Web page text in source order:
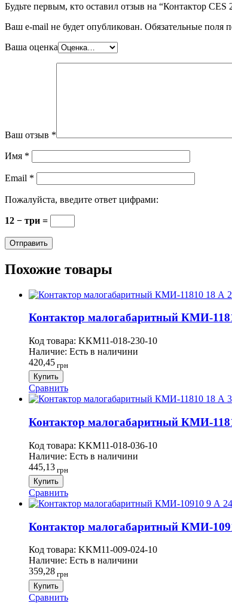
Будьте первым, кто оставил отзыв на “Контактор
Ваш e-mail не будет опубликован. Обязательные поля
Ваша оценка
Ваш отзыв *
Имя *
Email *
Пожалуйста, введите ответ цифрами:
12 − три =
Похожие товары
Контактор малогабаритный КМИ-
Код товара: KKM11-018-230-10
Наличие: Есть в наличини
420,45 грн
Купить
Сравнить
Контактор малогабаритный КМИ-
Код товара: KKM11-018-036-10
Наличие: Есть в наличини
445,13 грн
Купить
Сравнить
Контактор малогабаритный КМИ-
Код товара: KKM11-009-024-10
Наличие: Есть в наличини
359,28 грн
Купить
Сравнить